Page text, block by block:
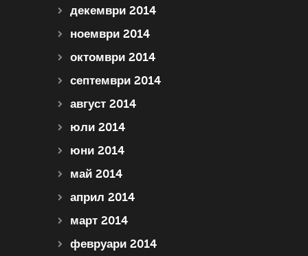
декември 2014
ноември 2014
октомври 2014
септември 2014
август 2014
юли 2014
юни 2014
май 2014
април 2014
март 2014
февруари 2014